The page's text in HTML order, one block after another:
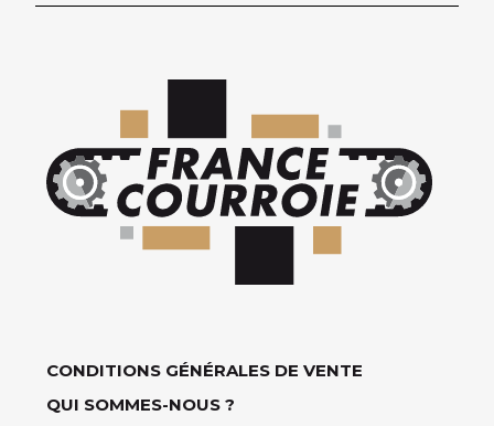
CONDITIONS GÉNÉRALES DE VENTE
QUI SOMMES-NOUS ?